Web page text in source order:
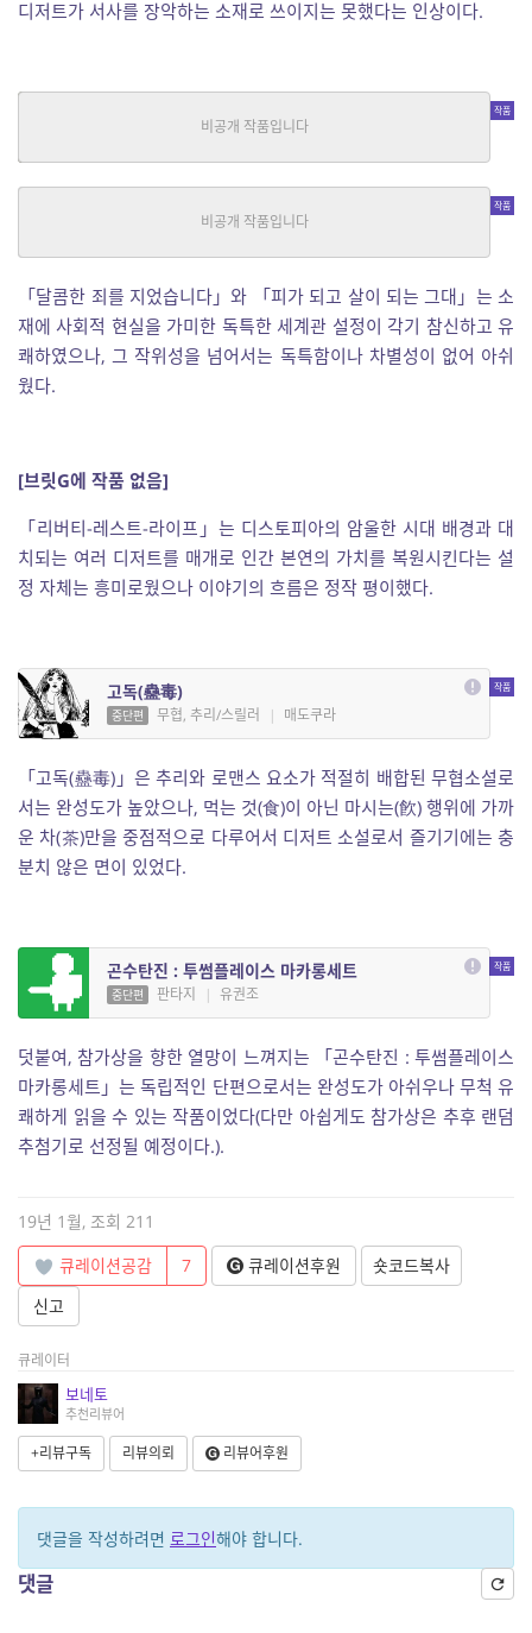
디저트가 서사를 장악하는 소재로 쓰이지는 못했다는 인상이다.
달콤한 죄를 지었습니다
노말시티
한샘
「달콤한 죄를 지었습니다」와 「피가 되고 살이 되는 그대」는 소
재에 사회적 현실을 가미한 독특한 세계관 설정이 각기 참신하고 유
쾌하였으나, 그 작위성을 넘어서는 독특함이나 차별성이 없어 아쉬
웠다.
[브릿G에 작품 없음]
「리버티-레스트-라이프」는 디스토피아의 암울한 시대 배경과 대
치되는 여러 디저트를 매개로 인간 본연의 가치를 복원시킨다는 설
정 자체는 흥미로웠으나 이야기의 흐름은 정작 평이했다.
고독(蠱毒)
중단편 무협, 추리/스릴러 | 매도쿠라
「고독(蠱毒)」은 추리와 로맨스 요소가 적절히 배합된 무협소설로
서는 완성도가 높았으나, 먹는 것(食)이 아닌 마시는(飮) 행위에 가까
운 차(茶)만을 중점적으로 다루어서 디저트 소설로서 즐기기에는 충
분치 않은 면이 있었다.
곤수탄진 : 투썸플레이스 마카롱세트
중단편 판타지 | 유권조
덧붙여, 참가상을 향한 열망이 느껴지는 「곤수탄진 : 투썸플레이스
마카롱세트」는 독립적인 단편으로서는 완성도가 아쉬우나 무척 유
쾌하게 읽을 수 있는 작품이었다(다만 아쉽게도 참가상은 추후 랜덤
추첨기로 선정될 예정이다.).
19년 1월, 조회 211
큐레이션공감
7 큐레이션후원
숏코드복사
신고
큐레이터
보네토
추천리뷰어
+리뷰구독 리뷰의뢰 리뷰어후원
댓글을 작성하려면 로그인해야 합니다.
댓글